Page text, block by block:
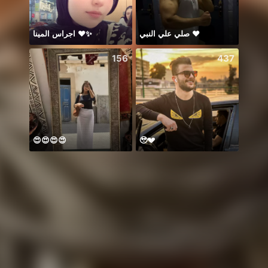
اجراس المينا ❤️✨ صلي علي النبي ♥️
156
😍😍😍😍
437
🥹💔